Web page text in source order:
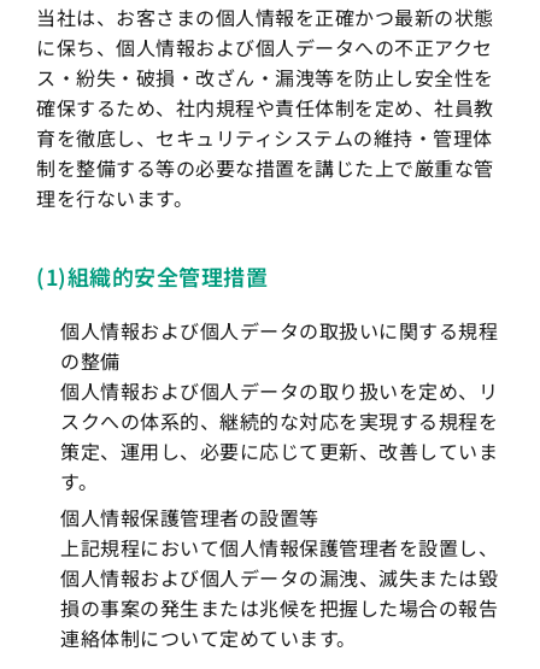
当社は、お客さまの個人情報を正確かつ最新の状態
に保ち、個人情報および個人データへの不正アクセ
ス・紛失・破損・改ざん・漏洩等を防止し安全性を
確保するため、社内規程や責任体制を定め、社員教
育を徹底し、セキュリティシステムの維持・管理体
制を整備する等の必要な措置を講じた上で厳重な管
理を行ないます。
(1)組織的安全管理措置
個人情報および個人データの取扱いに関する規程
の整備
個人情報および個人データの取り扱いを定め、リ
スクへの体系的、継続的な対応を実現する規程を
策定、運用し、必要に応じて更新、改善していま
す。
個人情報保護管理者の設置等
上記規程において個人情報保護管理者を設置し、
個人情報および個人データの漏洩、滅失または毀
損の事案の発生または兆候を把握した場合の報告
連絡体制について定めています。